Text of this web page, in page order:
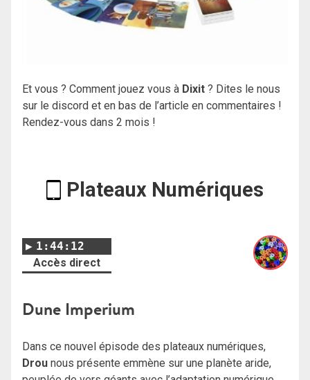
Et vous ? Comment jouez vous à Dixit ? Dites le nous
sur le discord et en bas de l’article en commentaires !
Rendez-vous dans 2 mois !
Plateaux Numériques
1:44:12
Accès direct
Dune Imperium
Dans ce nouvel épisode des plateaux numériques,
Drou nous présente emmène sur une planète aride,